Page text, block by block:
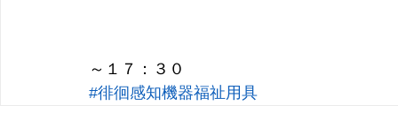
～１７：３０
#徘徊感知機器福祉用具